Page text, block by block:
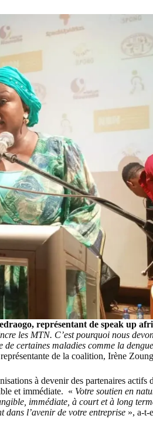
représentant de speak up
les MTN. C’est pourquoi nous
de certaines maladies comme la dengue
de la coalition, Irène
à devenir des partenaires actifs
et immédiate. « Votre soutien en
immédiate, à court et à long
dans l’avenir de votre entreprise », a-t-